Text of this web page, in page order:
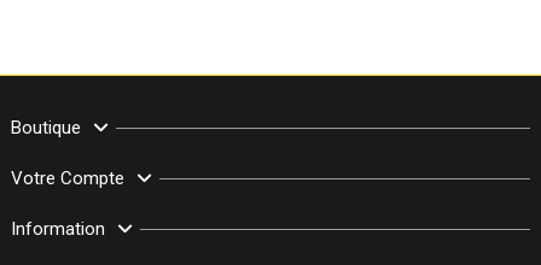
Boutique
Votre Compte
Information